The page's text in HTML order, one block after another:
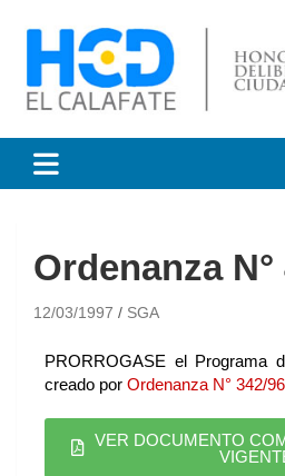
Honorable
Deliberante de
Ordenanza N°
12/03/1997 SGA
PRORROGASE el Programa
creado por Ordenanza N° 342/
VER DOCUMENTO